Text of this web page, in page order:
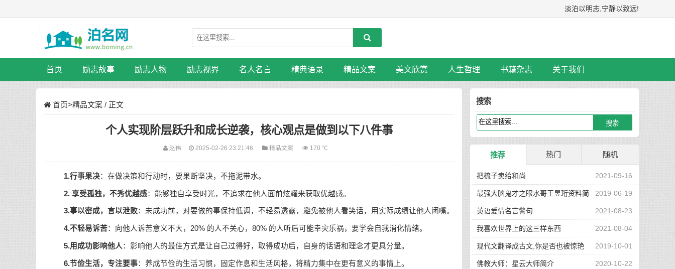
淡泊以明志,宁静以致远!
首页 励志故事 励志人物 励志视界 名人名言 精典语录 精品文案 美文欣赏 人生哲理 书籍杂志 关于我们
首页>精品文案 / 正文
个人实现阶层跃升和成长逆袭，核心观点是做到以下八件事
赵伟 2025-02-26 23:21:46 精品文案 170 ℃
1.行事果决：在做决策和行动时，要果断坚决，不拖泥带水。
2. 享受孤独，不秀优越感：能够独自享受时光，不追求在他人面前炫耀来获取优越感。
3.事以密成，言以泄败：未成功前，对要做的事保持低调，不轻易透露，避免被他人看笑话，用实际成绩让他人闭嘴。
4.不轻易诉苦：向他人诉苦意义不大，20% 的人不关心，80% 的人听后可能幸灾乐祸，要学会自我消化情绪。
5.用成功影响他人：影响他人的最佳方式是让自己过得好，取得成功后，自身的话语和理念才更具分量。
6.节俭生活，专注要事：养成节俭的生活习惯，固定作息和生活风格，将精力集中在更有意义的事情上。
搜索
推荐 热门 随机
2021-09-16
把梳子卖给和尚
2019-06-19
最强大脑鬼才之眼水哥王昱珩资料简
介 2021-08-23
英语爱情名言警句
2021-08-04
我喜欢世界上的这三样东西
2019-10-01
现代文翻译成古文,你是否也被惊艳
到了 2020-10-22
佛教大师：星云大师简介